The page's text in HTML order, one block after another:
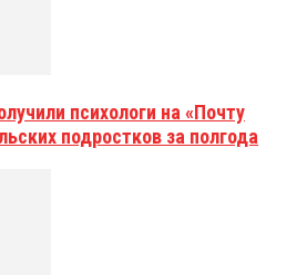
психологи на «Почту
подростков за полгода